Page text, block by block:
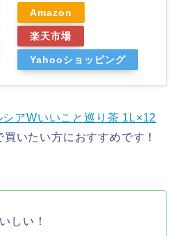
Amazon
楽天市場
Yahooショッピング
アWいいこと巡り茶 1L×12
いたい方におすすめです！
しい！